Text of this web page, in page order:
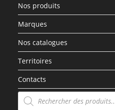
Nos produits
Marques
Nos catalogues
Territoires
Contacts
Recherche
de
produits